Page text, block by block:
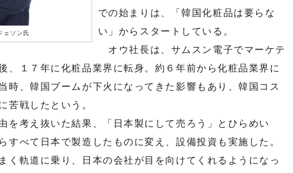
ェソン氏
での始まりは、「韓国化粧品は要らな
い」からスタートしている。
オウ社長は、サムスン電子でマーケテ
、１７年に化粧品業界に転身。約６年前から化粧品業界に
時、韓国ブームが下火になってきた影響もあり、韓国コス
苦戦したという。
を考え抜いた結果、「日本製にして売ろう」とひらめい
すべて日本で製造したものに変え、設備投資も実施した。
く軌道に乗り、日本の会社が目を向けてくれるようになっ